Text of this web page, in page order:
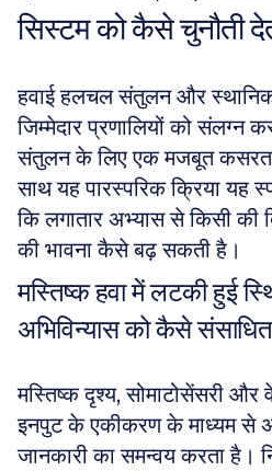
सिस्टम को कैसे चुनौती
हवाई हलचल संतुलन और
जिम्मेदार प्रणालियों को संलग्न
संतुलन के लिए एक मजबूत
साथ यह पारस्परिक क्रिया यह
कि लगातार अभ्यास से किसी की
की भावना कैसे बढ़ सकती है।
मस्तिष्क हवा में लटकी हुई
अभिविन्यास को कैसे
मस्तिष्क दृश्य, सोमाटोसेंसरी और
इनपुट के एकीकरण के माध्यम से
जानकारी का समन्वय करता है।